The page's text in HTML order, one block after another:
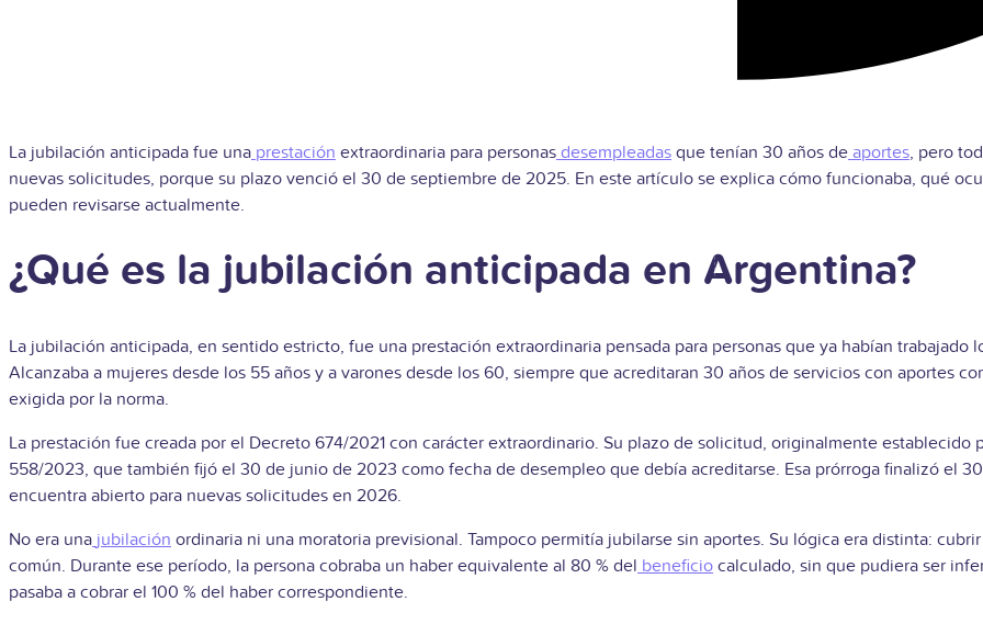
La jubilación anticipada fue una prestación extraordinaria para personas desempleadas que tenían 30 años de aportes, pero
nuevas solicitudes, porque su plazo venció el 30 de septiembre de 2025. En este artículo se explica cómo funcionaba, qué
pueden revisarse actualmente.
¿Qué es la jubilación anticipada en Argentina?
La jubilación anticipada, en sentido estricto, fue una prestación extraordinaria pensada para personas que ya habían
Alcanzaba a mujeres desde los 55 años y a varones desde los 60, siempre que acreditaran 30 años de servicios con aportes
exigida por la norma.
La prestación fue creada por el Decreto 674/2021 con carácter extraordinario. Su plazo de solicitud, originalmente
558/2023, que también fijó el 30 de junio de 2023 como fecha de desempleo que debía acreditarse. Esa prórroga finalizó el
encuentra abierto para nuevas solicitudes en 2026.
No era una jubilación ordinaria ni una moratoria previsional. Tampoco permitía jubilarse sin aportes. Su lógica era distinta:
común. Durante ese período, la persona cobraba un haber equivalente al 80 % del beneficio calculado, sin que pudiera ser
pasaba a cobrar el 100 % del haber correspondiente.